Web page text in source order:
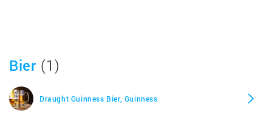
Bier (1)
Draught Guinness Bier, Guinness